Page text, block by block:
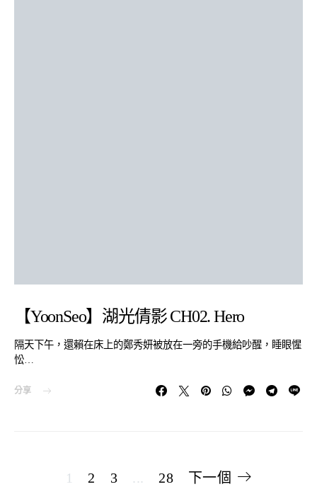
【YoonSeo】湖光倩影 CH02. Hero
隔天下午，還賴在床上的鄭秀妍被放在一旁的手機給吵醒，睡眼惺
忪…
分享
文
1 2 3 ... 28 下一個